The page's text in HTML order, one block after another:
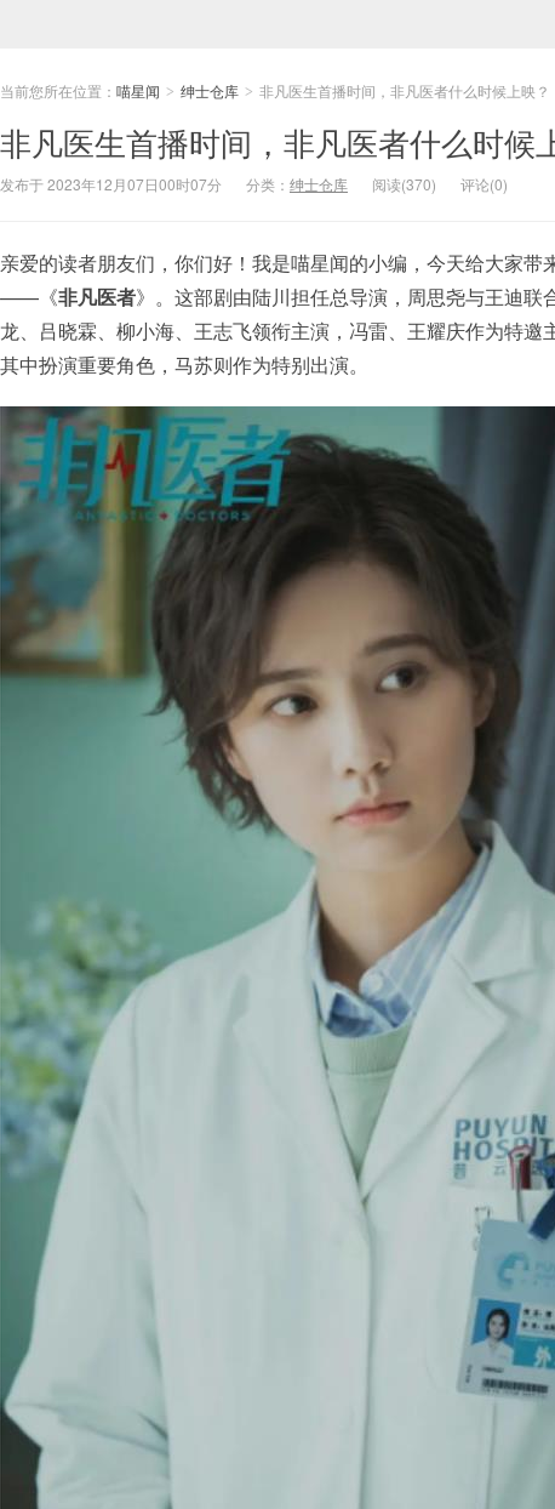
当前您所在位置： 喵星闻 > 绅士仓库 > 非凡医生首播时间，非凡医者什么时候上映？
非凡医生首播时间，非凡医者什么时候
发布于 2023年12月07日00时07分 分类： 绅士仓库 阅读(370) 评论(0)
亲爱的读者朋友们，你们好！我是喵星闻的小编，今天给大家带
——《非凡医者》。这部剧由陆川担任总导演，周思尧与王迪联
龙、吕晓霖、柳小海、王志飞领衔主演，冯雷、王耀庆作为特邀
其中扮演重要角色，马苏则作为特别出演。